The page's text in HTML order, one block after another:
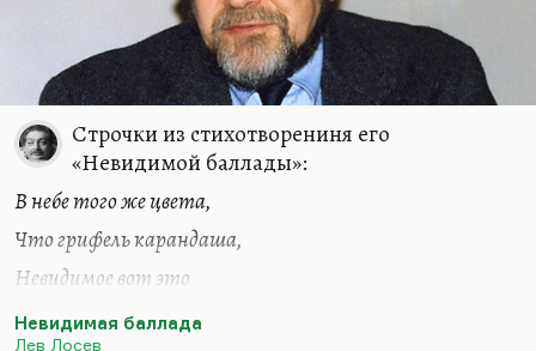
Строчки из стихотворениня его
«Невидимой баллады»:
В небе того же цвета,
Что грифель карандаша,
Невидимое вот это
Выводит душа.
Невидимая баллада
Лев Лосев